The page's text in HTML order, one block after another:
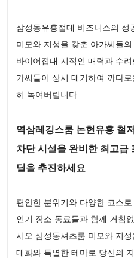
삼성동유흥접대 비즈니스의
미모와 지성을 갖춘 아가씨들
바이어접대 지적인 매력과 수
가씨들이 상시 대기하여 까다
히 녹여버립니다
역삼레깅스룸 논현유흥 철
차단 시설을 완비한 최고급
딜을 추진하세요
편안한 분위기와 다양한 코스
인기 장소 동료들과 함께 거침
시오 삼성동셔츠룸 미모와 지
대화와 특별한 테마로 당신의